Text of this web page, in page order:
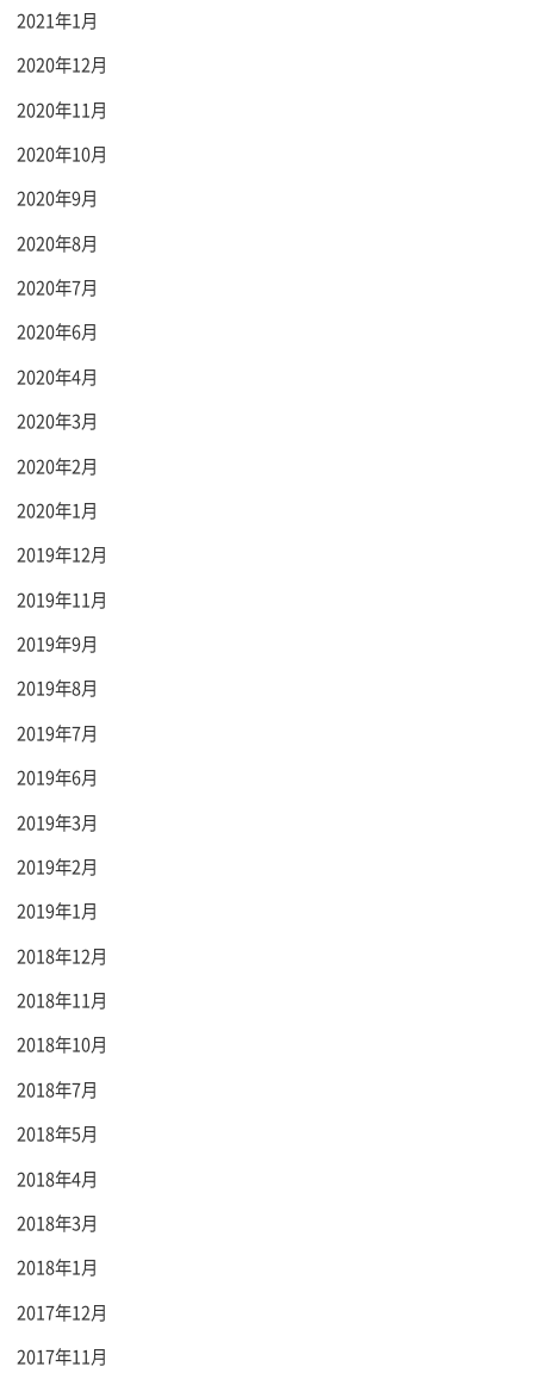
2021年1月
2020年12月
2020年11月
2020年10月
2020年9月
2020年8月
2020年7月
2020年6月
2020年4月
2020年3月
2020年2月
2020年1月
2019年12月
2019年11月
2019年9月
2019年8月
2019年7月
2019年6月
2019年3月
2019年2月
2019年1月
2018年12月
2018年11月
2018年10月
2018年7月
2018年5月
2018年4月
2018年3月
2018年1月
2017年12月
2017年11月